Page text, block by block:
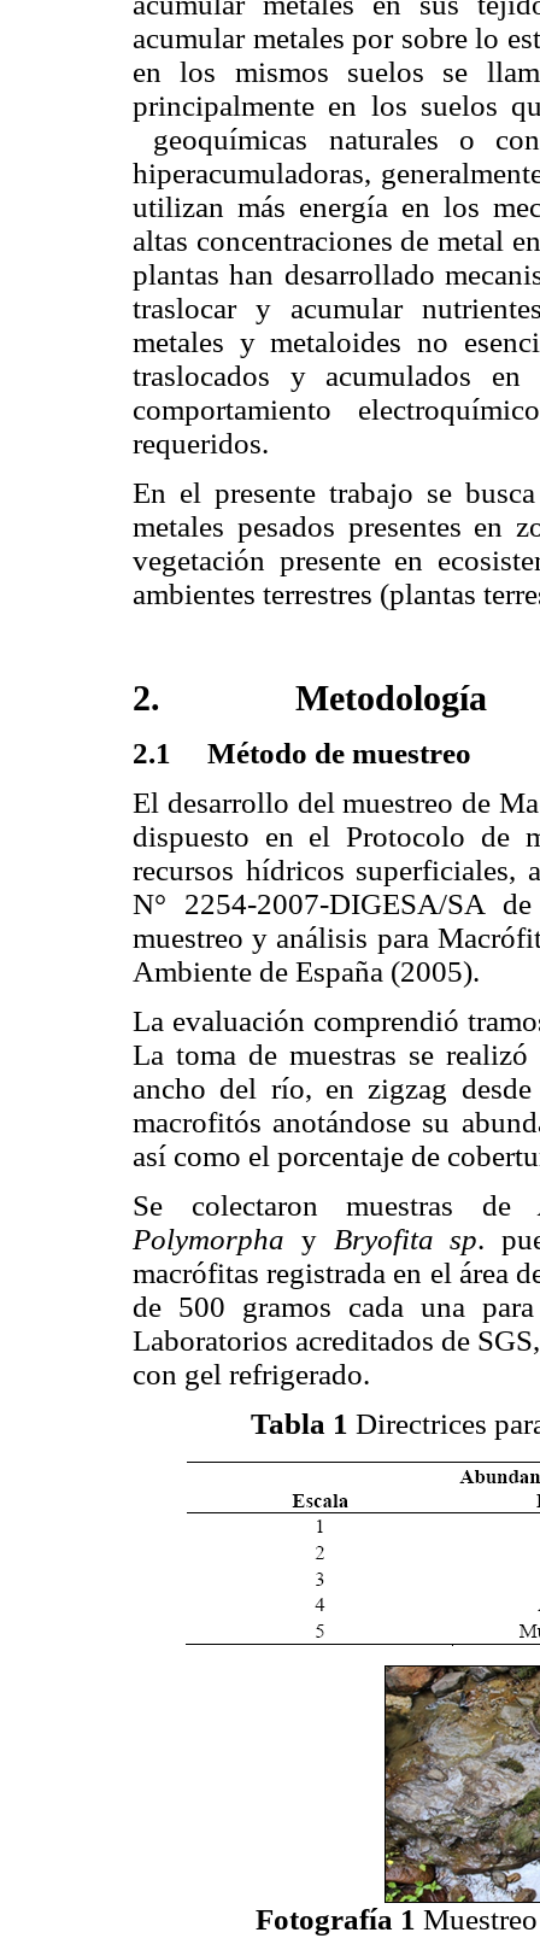
acumular metales por sobre lo
en los mismos suelos se
principalmente en los suelos
geoquímicas naturales o
hiperacumuladoras,
utilizan más energía en los
altas concentraciones de metal
plantas han desarrollado
traslocar y acumular
metales y metaloides no
traslocados y acumulados
comportamiento
requeridos.
En el presente trabajo se
metales pesados presentes en
vegetación presente en
ambientes terrestres (plantas
2. Metodología
2.1 Método de muestreo
El desarrollo del muestreo de
dispuesto en el Protocolo de
recursos hídricos superficiales,
N° 2254-2007-DIGESA/SA
muestreo y análisis para
Ambiente de España (2005).
La evaluación comprendió
La toma de muestras se
ancho del río, en zigzag
macrofitós anotándose su
así como el porcentaje de
Se colectaron muestras de
Polymorpha y Bryofita sp.
macrófitas registrada en el área
de 500 gramos cada una
Laboratorios acreditados de
con gel refrigerado.
Tabla 1 Directrices
Fotografía 1